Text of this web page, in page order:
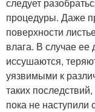
процедуры. Даже
поверхности
влага. В случае
иссушаются,
уязвимыми к
таких
пока не наступили